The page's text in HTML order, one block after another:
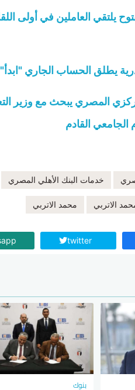
يلتقي العاملين في أولى
يطلق الحساب الجاري
المصري يبحث مع وزير
الجامعي القادم
خدمات البنك الأهلي المصري
الاتربي محمد الاتربي
twitter
بنوك